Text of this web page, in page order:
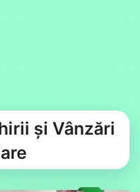
și Vânzări